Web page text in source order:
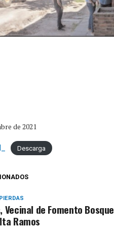
de 2021
Descarga
Vecinal de Fomento Bosque
Ramos